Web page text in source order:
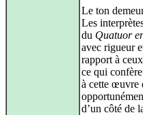
Le ton
Les
du Quatuor
avec rigueur
rapport à
ce qui
à cette œuvre
d’un côté de